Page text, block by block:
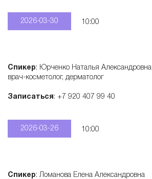
2026-03-30 10:00
Спикер: Юрченко Наталья Александровна
врач-косметолог, дерматолог
Записаться: +7 920 407 99 40
2026-03-26 10:00
Спикер: Ломанова Елена Александровна